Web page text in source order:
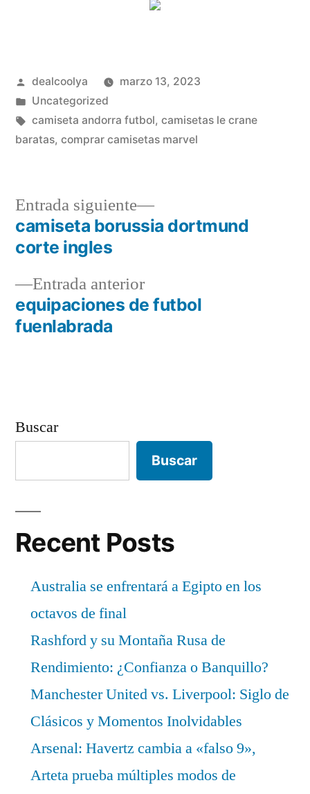
Publicado
por
dealcoolya
marzo 13, 2023
Publicado
en
Uncategorized
Etiquetas:
camiseta andorra futbol, camisetas le crane
baratas, comprar camisetas marvel
Navegación
entradas
Entrada anteriorEntrada
anterior:
equipaciones de futbol
fuenlabrada
Entrada siguiente
Entrada
siguiente:
camiseta borussia dortmund
corte ingles
Buscar
Buscar
Recent Posts
Australia se enfrentará a Egipto en los
octavos de final
Rashford y su Montaña Rusa de
Rendimiento: ¿Confianza o Banquillo?
Manchester United vs. Liverpool: Siglo de
Clásicos y Momentos Inolvidables
Arsenal: Havertz cambia a «falso 9»,
Arteta prueba múltiples modos de